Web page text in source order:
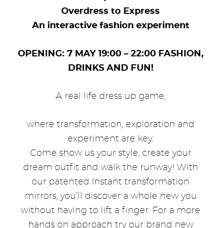
Overdress to Express
An interactive fashion experiment
OPENING: 7 MAY 19:00 – 22:00 FASHION,
DRINKS AND FUN!
A real life dress up game,
where transformation, exploration and
experiment are key.
Come show us your style, create your
dream outfit and walk the runway! With
our patented Instant transformation
mirrors, you’ll discover a whole new you
without having to lift a finger. For a more
hands on approach try our brand new